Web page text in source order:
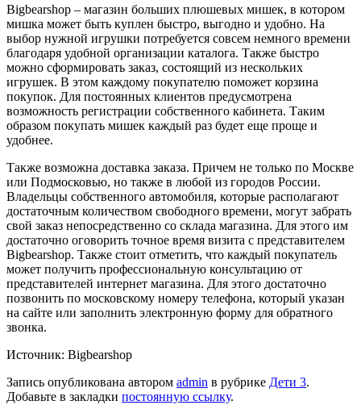
Bigbearshop – магазин больших плюшевых мишек, в котором
мишка может быть куплен быстро, выгодно и удобно. На
выбор нужной игрушки потребуется совсем немного времени
благодаря удобной организации каталога. Также быстро
можно сформировать заказ, состоящий из нескольких
игрушек. В этом каждому покупателю поможет корзина
покупок. Для постоянных клиентов предусмотрена
возможность регистрации собственного кабинета. Таким
образом покупать мишек каждый раз будет еще проще и
удобнее.
Также возможна доставка заказа. Причем не только по Москве
или Подмосковью, но также в любой из городов России.
Владельцы собственного автомобиля, которые располагают
достаточным количеством свободного времени, могут забрать
свой заказ непосредственно со склада магазина. Для этого им
достаточно оговорить точное время визита с представителем
Bigbearshop. Также стоит отметить, что каждый покупатель
может получить профессиональную консультацию от
представителей интернет магазина. Для этого достаточно
позвонить по московскому номеру телефона, который указан
на сайте или заполнить электронную форму для обратного
звонка.
Источник: Bigbearshop
Запись опубликована автором admin в рубрике Дети 3.
Добавьте в закладки постоянную ссылку.